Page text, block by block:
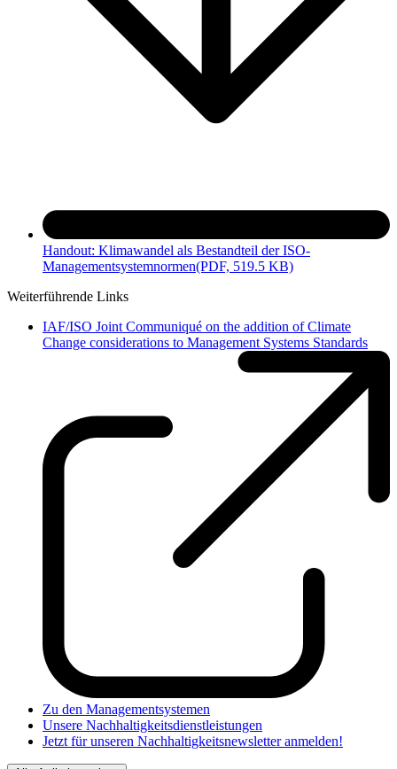
Handout: Klimawandel als Bestandteil der ISO-
Managementsystemnormen(PDF, 519.5 KB)
Weiterführende Links
IAF/ISO Joint Communiqué on the addition of Climate
Change considerations to Management Systems Standards
Zu den Managementsystemen
Unsere Nachhaltigkeitsdienstleistungen
Jetzt für unseren Nachhaltigkeitsnewsletter anmelden!